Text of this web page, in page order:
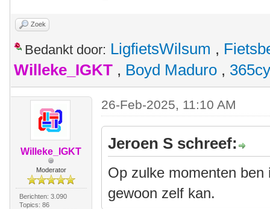
Zoek
Bedankt door: LigfietsWilsum ,
Willeke_IGKT , Boyd Maduro ,
Willeke_IGKT
Moderator
Berichten: 3.090
Topics: 86
26-Feb-2025, 11:10 AM
Jeroen S schreef:
Op zulke momenten
gewoon zelf kan.